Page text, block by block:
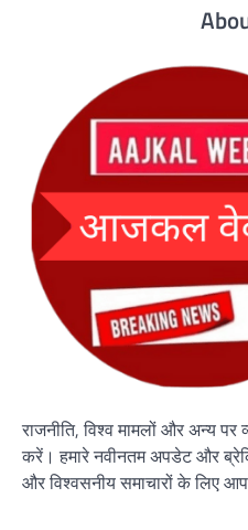
राजनीति, विश्व मामलों और अन्य
करें। हमारे नवीनतम अपडेट और
और विश्वसनीय समाचारों के लिए